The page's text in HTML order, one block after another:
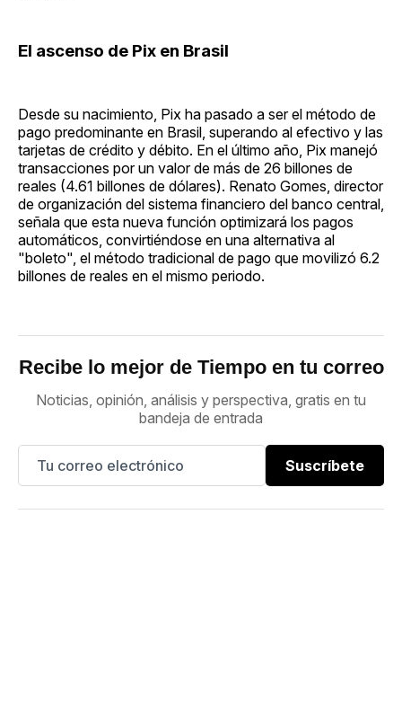
El ascenso de Pix en Brasil
Desde su nacimiento, Pix ha pasado a ser el método de
pago predominante en Brasil, superando al efectivo y las
tarjetas de crédito y débito. En el último año, Pix manejó
transacciones por un valor de más de 26 billones de
reales (4.61 billones de dólares). Renato Gomes, director
de organización del sistema financiero del banco central,
señala que esta nueva función optimizará los pagos
automáticos, convirtiéndose en una alternativa al
"boleto", el método tradicional de pago que movilizó 6.2
billones de reales en el mismo periodo.
Recibe lo mejor de Tiempo en tu correo
Noticias, opinión, análisis y perspectiva, gratis en tu
bandeja de entrada
Suscríbete